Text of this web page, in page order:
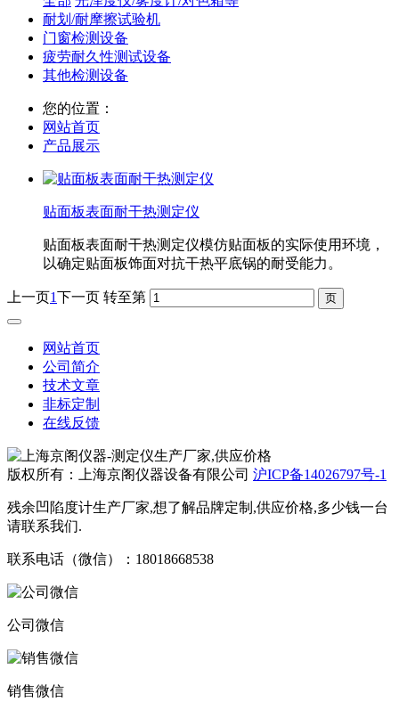
耐划/耐摩擦试验机
门窗检测设备
疲劳耐久性测试设备
其他检测设备
您的位置：
网站首页
产品展示
贴面板表面耐干热测定仪
贴面板表面耐干热测定仪模仿贴面板的实际使用环境，
以确定贴面板饰面对抗干热平底锅的耐受能力。
上一页1下一页 转至第
网站首页
公司简介
技术文章
非标定制
在线反馈
版权所有：上海京阁仪器设备有限公司 沪ICP备14026797号-1
残余凹陷度计生产厂家,想了解品牌定制,供应价格,多少钱一台
请联系我们.
联系电话（微信）：18018668538
公司微信
销售微信